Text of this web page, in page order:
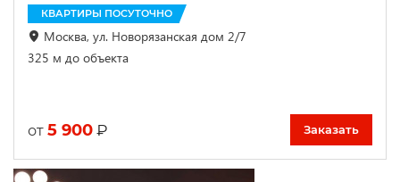
КВАРТИРЫ ПОСУТОЧНО
Москва, ул. Новорязанская дом 2/7
325 м до объекта
от 5 900 ₽ Заказать